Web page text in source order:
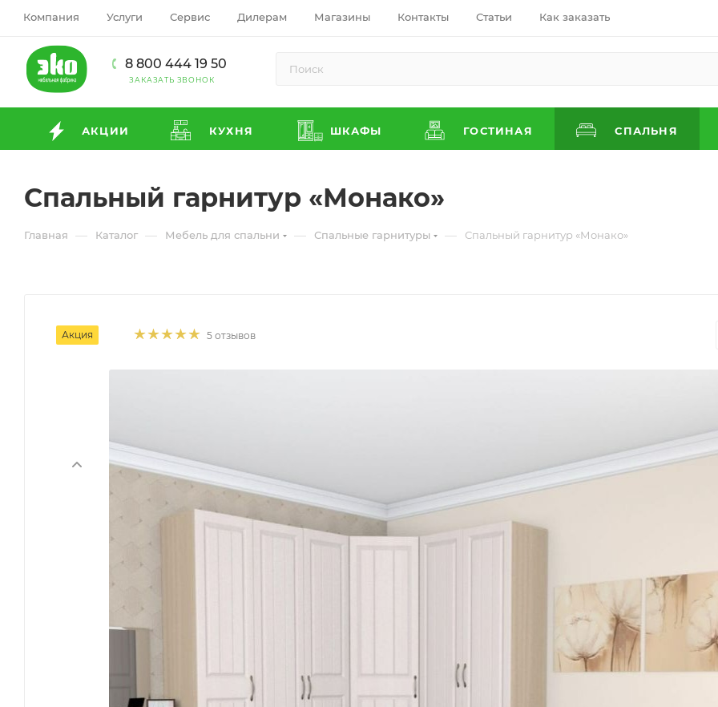
Компания Услуги Сервис Дилерам Магазины Контакты Статьи Как заказать
8 800 444 19 50
ЗАКАЗАТЬ ЗВОНОК
АКЦИИ КУХНЯ ШКАФЫ ГОСТИНАЯ СПАЛЬНЯ
Спальный гарнитур «Монако»
Главная — Каталог — Мебель для спальни — Спальные гарнитуры — Спальный гарнитур «Монако»
Акция 5 отзывов